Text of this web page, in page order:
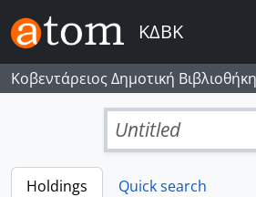
Skip to main content
ΚΔΒΚ
Κοβεντάρειος Δημοτική
Untitled
Holdings
Quick search